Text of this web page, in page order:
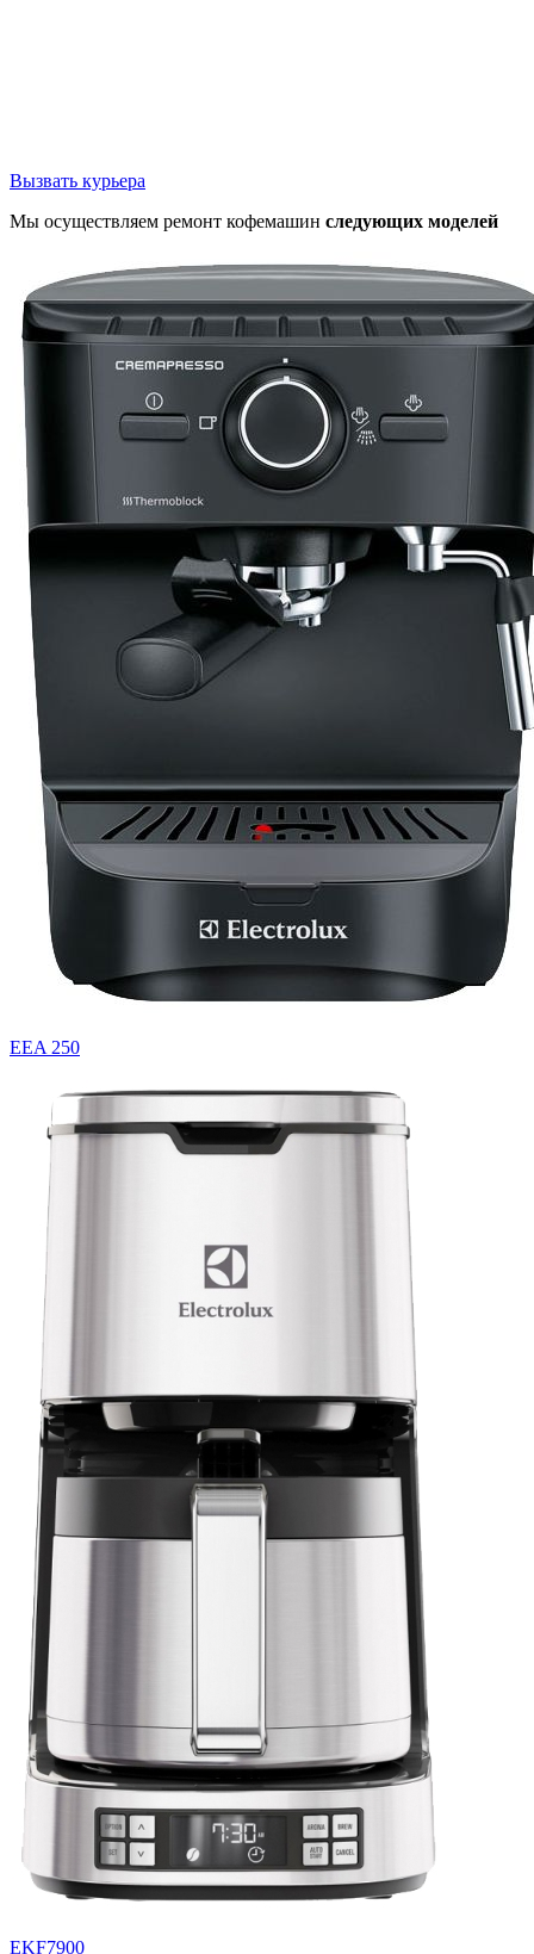
Вызвать курьера
Мы осуществляем ремонт кофемашин следующих моделей
EEA 250
EKF7900